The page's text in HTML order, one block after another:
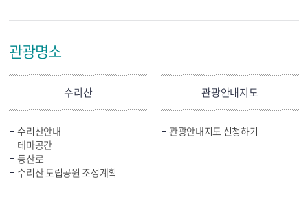
관광명소
수리산
수리산안내
테마공간
등산로
수리산 도립공원 조성계획
관광안내지도
관광안내지도 신청하기